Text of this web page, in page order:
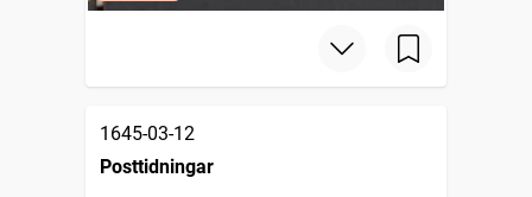
1645-03-12
Posttidningar